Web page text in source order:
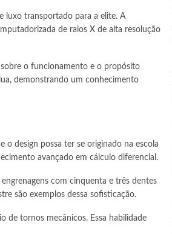
luxo transportado para a elite. A
de raios X de alta resolução
o funcionamento e o propósito
demonstrando um conhecimento
o design possa ter se originado na escola
avançado em cálculo diferencial.
com cinquenta e três dentes
são exemplos dessa sofisticação.
de tornos mecânicos. Essa habilidade